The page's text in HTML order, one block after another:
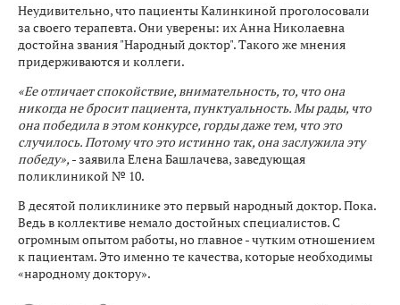
Неудивительно, что пациенты Калинкиной проголосовали
за своего терапевта. Они уверены: их Анна Николаевна
достойна звания "Народный доктор". Такого же мнения
придерживаются и коллеги.
«Ее отличает спокойствие, внимательность, то, что она
никогда не бросит пациента, пунктуальность. Мы рады, что
она победила в этом конкурсе, горды даже тем, что это
случилось. Потому что это истинно так, она заслужила эту
победу», - заявила Елена Башлачева, заведующая
поликлиникой № 10.
В десятой поликлинике это первый народный доктор. Пока.
Ведь в коллективе немало достойных специалистов. С
огромным опытом работы, но главное - чутким отношением
к пациентам. Это именно те качества, которые необходимы
«народному доктору».